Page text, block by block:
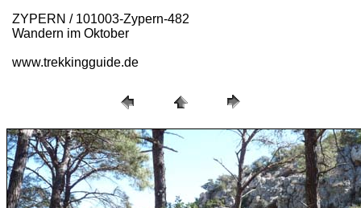
ZYPERN / 101003-Zypern-482
Wandern im Oktober
www.trekkingguide.de